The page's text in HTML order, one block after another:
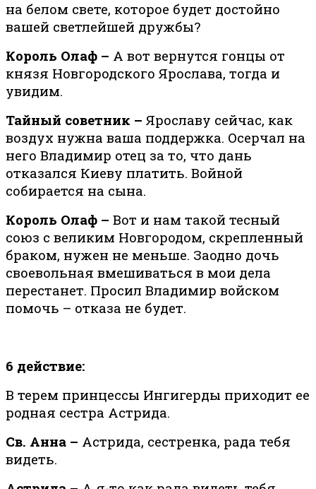
на белом свете, которое будет достойно
вашей светлейшей дружбы?
Король Олаф – А вот вернутся гонцы от
князя Новгородского Ярослава, тогда и
увидим.
Тайный советник – Ярославу сейчас, как
воздух нужна ваша поддержка. Осерчал на
него Владимир отец за то, что дань
отказался Киеву платить. Войной
собирается на сына.
Король Олаф – Вот и нам такой тесный
союз с великим Новгородом, скрепленный
браком, нужен не меньше. Заодно дочь
своевольная вмешиваться в мои дела
перестанет. Просил Владимир войском
помочь – отказа не будет.
6 действие:
В терем принцессы Ингигерды приходит ее
родная сестра Астрида.
Св. Анна – Астрида, сестренка, рада тебя
видеть.